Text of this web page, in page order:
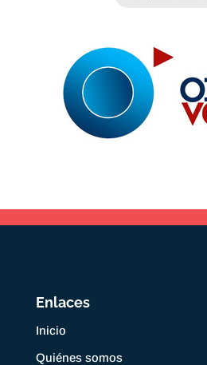
Enlaces
Inicio
Quiénes somos